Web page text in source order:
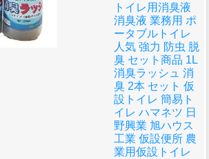
トイレ用消臭液
消臭液 業務用 ポ
ータブルトイレ
人気 強力 防虫 脱
臭 セット商品 1L
消臭ラッシュ 消
臭 2本 セット 仮
設トイレ 簡易ト
イレ ハマネツ 日
野興業 旭ハウス
工業 仮設便所 農
業用仮設トイレ